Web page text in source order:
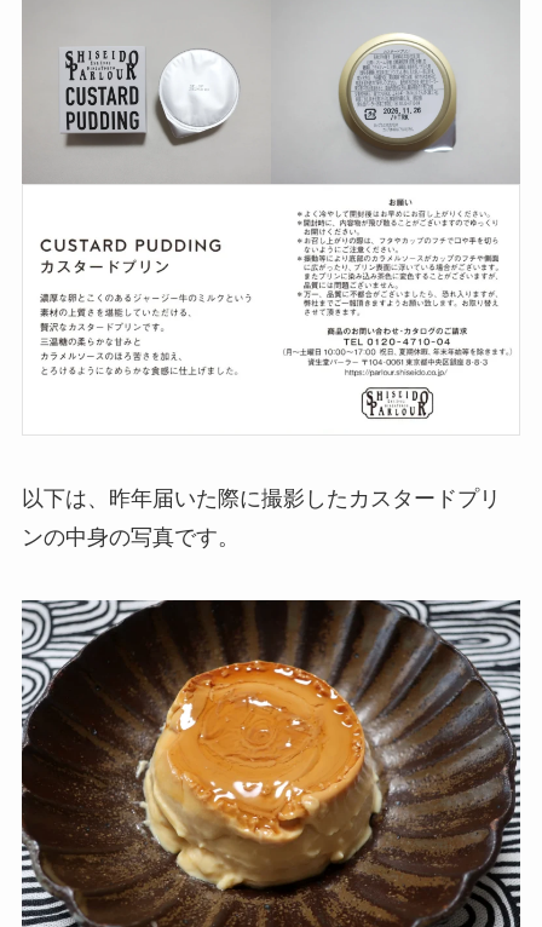
以下は、昨年届いた際に撮影したカスタードプリ
ンの中身の写真です。